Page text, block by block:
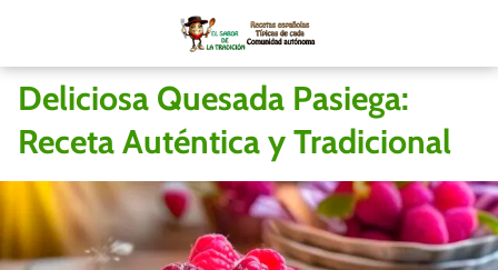
Deliciosa Quesada Pasiega:
Receta Auténtica y Tradicional